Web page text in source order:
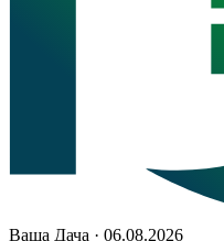
Ваша Дача · 06.08.2026